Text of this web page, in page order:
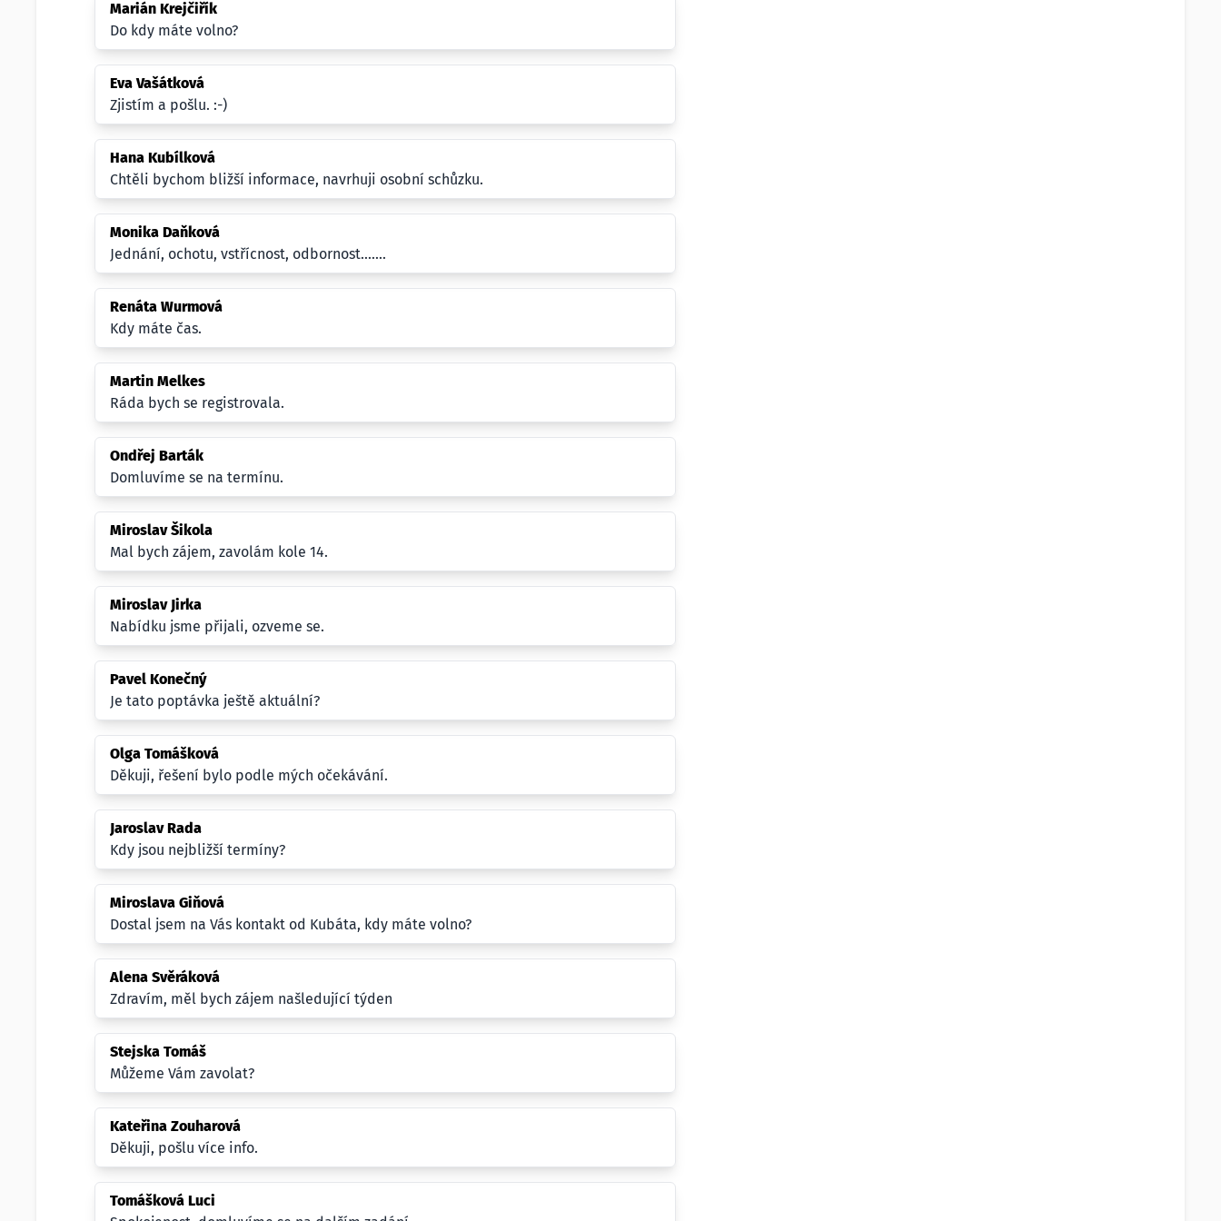
Marián Krejčiřík
Do kdy máte volno?
Eva Vašátková
Zjistím a pošlu. :-)
Hana Kubílková
Chtěli bychom bližší informace, navrhuji osobní schůzku.
Monika Daňková
Jednání, ochotu, vstřícnost, odbornost.......
Renáta Wurmová
Kdy máte čas.
Martin Melkes
Ráda bych se registrovala.
Ondřej Barták
Domluvíme se na termínu.
Miroslav Šikola
Mal bych zájem, zavolám kole 14.
Miroslav Jirka
Nabídku jsme přijali, ozveme se.
Pavel Konečný
Je tato poptávka ještě aktuální?
Olga Tomášková
Děkuji, řešení bylo podle mých očekávání.
Jaroslav Rada
Kdy jsou nejbližší termíny?
Miroslava Giňová
Dostal jsem na Vás kontakt od Kubáta, kdy máte volno?
Alena Svěráková
Zdravím, měl bych zájem našledující týden
Stejska Tomáš
Můžeme Vám zavolat?
Kateřina Zouharová
Děkuji, pošlu více info.
Tomášková Luci